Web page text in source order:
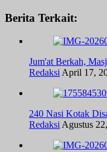
Berita Terkait:
Jum'at Berkah,
Redaksi April 17,
240 Nasi Kotak
Redaksi Agustus